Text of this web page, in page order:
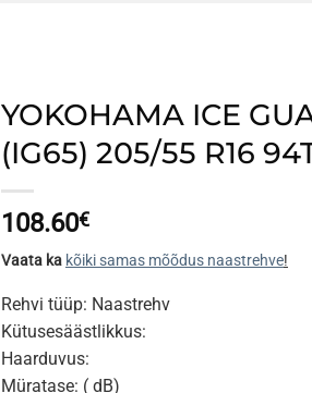
YOKOHAMA ICE
(IG65) 205/55 R16
108.60€
Vaata ka kõiki samas mõõdus naastrehve!
Rehvi tüüp: Naastrehv
Kütusesäästlikkus:
Haarduvus:
Müratase: ( dB)